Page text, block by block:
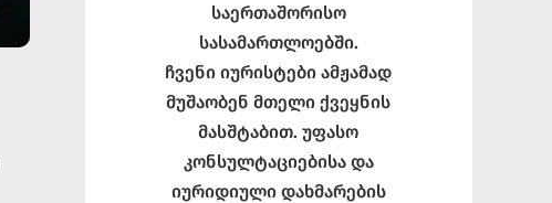
საერთაშორისო
სასამართლოებში.
ჩვენი იურისტები ამჟამად
მუშაობენ მთელი ქვეყნის
მასშტაბით. უფასო
კონსულტაციებისა და
იურიდიული დახმარების